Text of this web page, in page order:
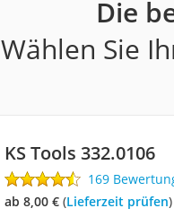
Die
Wählen Sie
KS Tools 332.0106
169
ab 8,00 €(Lieferzeit prüfen)